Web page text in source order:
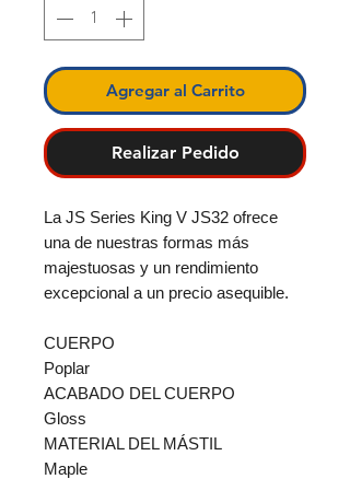
Agregar al Carrito
Realizar Pedido
La JS Series King V JS32 ofrece
una de nuestras formas más
majestuosas y un rendimiento
excepcional a un precio asequible.
CUERPO
Poplar
ACABADO DEL CUERPO
Gloss
MATERIAL DEL MÁSTIL
Maple